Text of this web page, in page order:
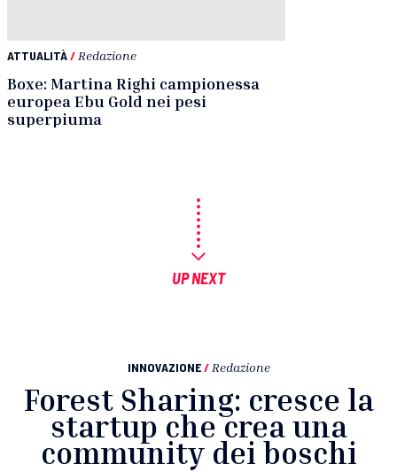
ATTUALITÀ/ Redazione
Boxe: Martina Righi campionessa
europea Ebu Gold nei pesi
superpiuma
UP NEXT
INNOVAZIONE / Redazione
Forest Sharing: cresce la
startup che crea una
community dei boschi